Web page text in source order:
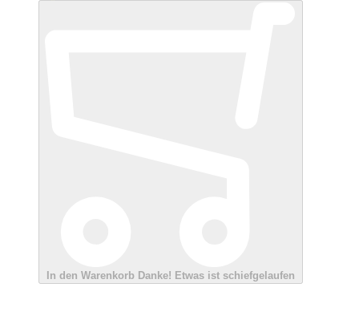
In den Warenkorb Danke! Etwas ist schiefgelaufen